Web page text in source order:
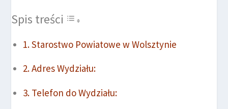
Spis treści
Starostwo Powiatowe w Wolsztynie
Adres Wydziału:
Telefon do Wydziału: